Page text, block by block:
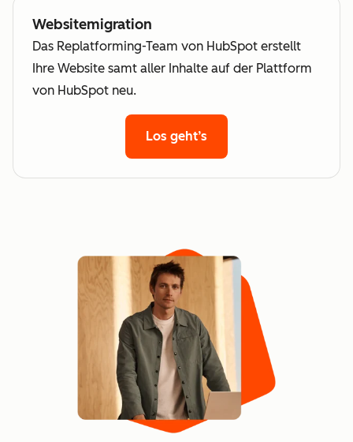
Websitemigration
Das Replatforming-Team von HubSpot erstellt
Ihre Website samt aller Inhalte auf der Plattform
von HubSpot neu.
Los geht’s